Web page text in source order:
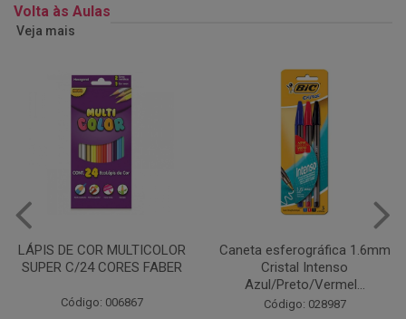
Volta às Aulas
Veja mais
LÁPIS DE COR MULTICOLOR
SUPER C/24 CORES FABER
Código: 006867
Caneta esferográfica 1.6mm
Cristal Intenso
Azul/Preto/Vermel...
Código: 028987